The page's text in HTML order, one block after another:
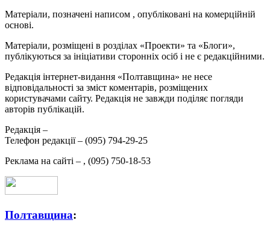
Матеріали, позначені написом , опубліковані на комерційній
основі.
Матеріали, розміщені в розділах «Проекти» та «Блоги»,
публікуються за ініціативи сторонніх осіб і не є редакційними.
Редакція інтернет-видання «Полтавщина» не несе
відповідальності за зміст коментарів, розміщених
користувачами сайту. Редакція не завжди поділяє погляди
авторів публікацій.
Редакція –
Телефон редакції – (095) 794-29-25
Реклама на сайті – , (095) 750-18-53
Полтавщина: